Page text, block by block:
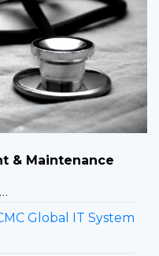
& Maintenance
Global IT System